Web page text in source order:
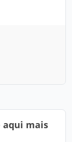
aqui mais